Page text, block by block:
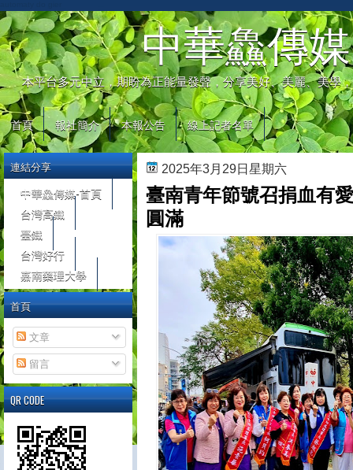
中華鱻傳媒
本平台多元中立，期盼為正能量發聲，分享美好、美麗、美學
首頁 報社簡介 本報公告 線上記者名單
2025年3月29日星期六
臺南青年節號召捐血有
圓滿
連結分享
中華鱻傳媒-首頁
台灣高鐵
臺鐵
台灣好行
嘉南藥理大學
首頁
文章
留言
QR CODE